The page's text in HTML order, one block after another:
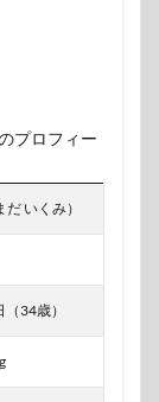
プロフィー
いくみ）
34歳）